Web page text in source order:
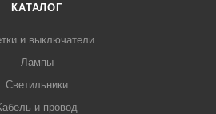
КАТАЛОГ
и выключатели
Лампы
Светильники
и провод